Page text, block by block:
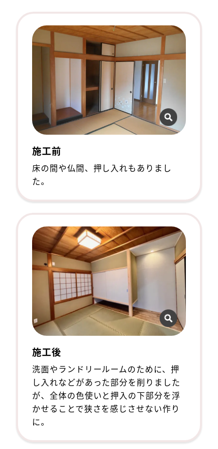
施工前
床の間や仏間、押し入れもありまし
た。
施工後
洗面やランドリールームのために、押
し入れなどがあった部分を削りました
が、全体の色使いと押入の下部分を浮
かせることで狭さを感じさせない作り
に。